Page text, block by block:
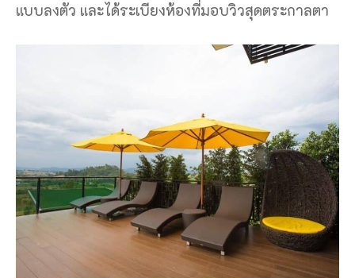
แบบลงตัว และได้ระเบียงห้องที่มอบวิวสุดตระกาลตา